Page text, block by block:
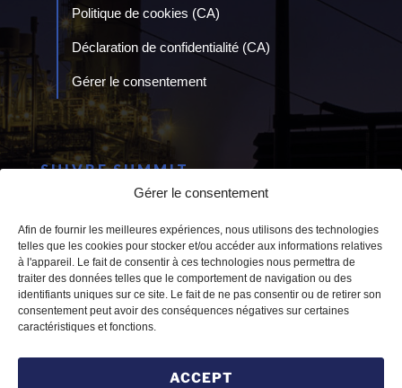
Gérer le consentement
Afin de fournir les meilleures expériences, nous utilisons des technologies
telles que les cookies pour stocker et/ou accéder aux informations relatives
à l'appareil. Le fait de consentir à ces technologies nous permettra de
traiter des données telles que le comportement de navigation ou des
identifiants uniques sur ce site. Le fait de ne pas consentir ou de retirer son
consentement peut avoir des conséquences négatives sur certaines
caractéristiques et fonctions.
ACCEPT
Politique de cookies (CA)
Déclaration de confidentialité (CA)
Gérer le consentement
SUIVRE SUMMIT
CANADA
1011 Upper Middle Rd, Suite 1423
L6H5Z9